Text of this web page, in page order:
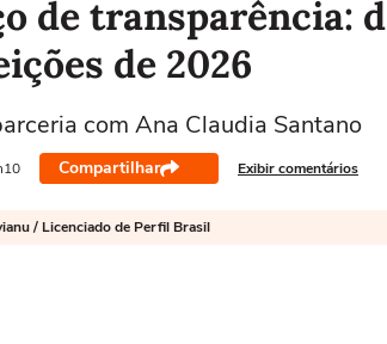
de transparência:
de 2026
com Ana Claudia Santano
Compartilhar Exibir comentários
/ Licenciado de Perfil Brasil